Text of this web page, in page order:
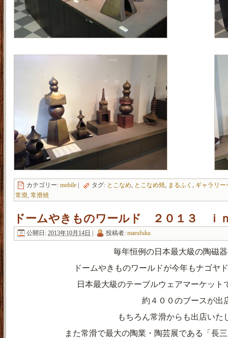
カテゴリー: mobile | タグ: とこなめ とこなめ焼 まるふく
ギャラリー
常滑, 常滑焼
ドームやきものワールド ２０１３ ｉ
公開日: 2013年10月14日 | 投稿者: marufuku
毎年恒例の日本最大級の陶磁
ドームやきものワールドが今年もナゴヤ
日本最大級のテーブルウェアマーケット
約４００のブースが出
もちろん常滑からも出店いた
また常滑で最大の陶業・陶芸展である「長